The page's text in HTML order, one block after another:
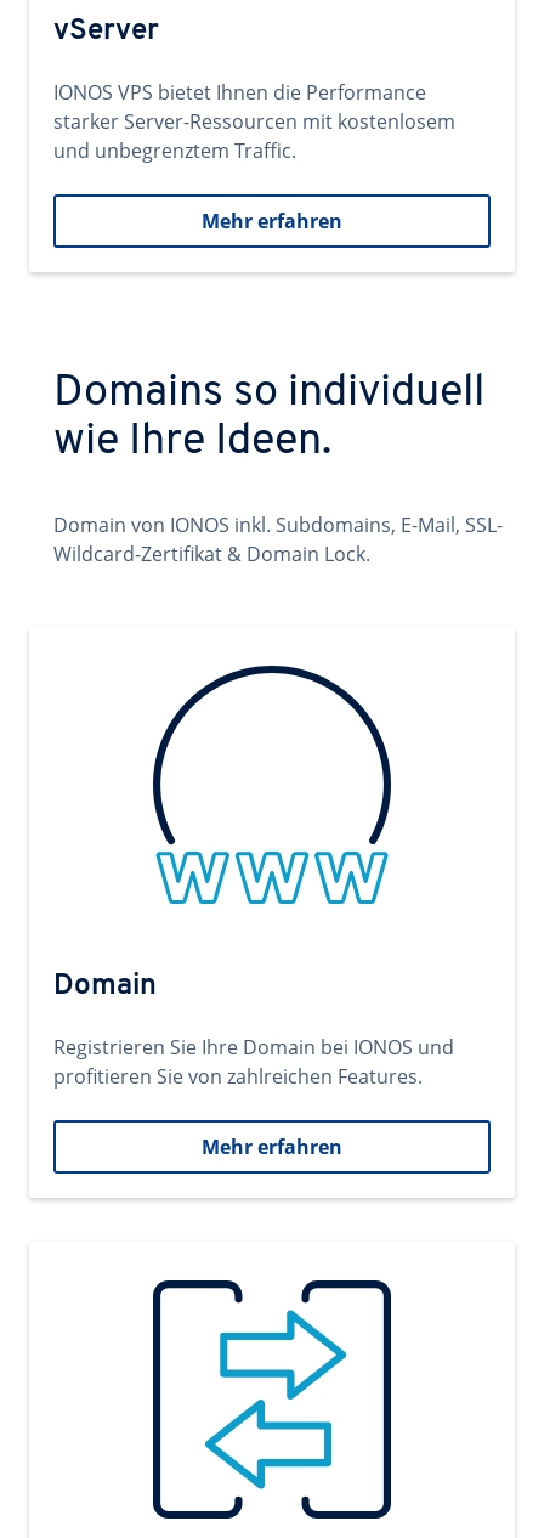
vServer
IONOS VPS bietet Ihnen die Performance
starker Server-Ressourcen mit kostenlosem
und unbegrenztem Traffic.
Mehr erfahren
Domains so individuell
wie Ihre Ideen.
Domain von IONOS inkl. Subdomains, E-Mail, SSL-
Wildcard-Zertifikat & Domain Lock.
Domain
Registrieren Sie Ihre Domain bei IONOS und
profitieren Sie von zahlreichen Features.
Mehr erfahren